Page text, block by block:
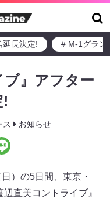
延長決定! # M-1グラン
ブ』アフター
!
ス お知らせ
）の5日間、東京・
直美コントライブ』